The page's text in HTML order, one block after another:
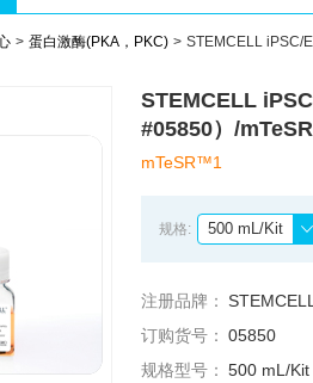
蛋白激酶(PKA，PKC) STEMCELL iPSC/
STEMCELL
#05850）/
mTeSR™1
规格: 500 mL/Kit
注册品牌：
订购货号： 05850
规格型号： 500 mL/Kit